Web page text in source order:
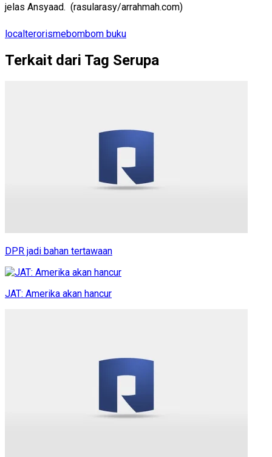
jelas Ansyaad. (rasularasy/arrahmah.com)
localterorismebombom buku
Terkait dari Tag Serupa
DPR jadi bahan tertawaan
JAT: Amerika akan hancur